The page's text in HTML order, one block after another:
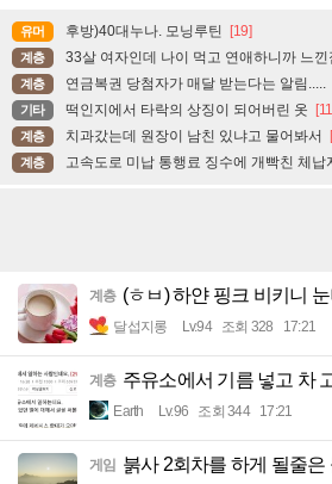
유머 후방)40대누나. 모닝루틴 [19]
계층 33살 여자인데 나이 먹고 연애하니까 느낀
계층 연금복권 당첨자가 매달 받는다는 알림.....
기타 떡인지에서 타락의 상징이 되어버린 옷
계층 치과갔는데 원장이 남친 있냐고 물어봐서
계층 고속도로 미납 통행료 징수에 개빡친 체납
계층 (ㅎㅂ) 하얀 핑크 비키니
달섭지롱 Lv.94 조회 328 17:21
계층 주유소에서 기름 넣고 차
Earth Lv.96 조회 344 17:21
게임 붉사 2회차를 하게 될줄은